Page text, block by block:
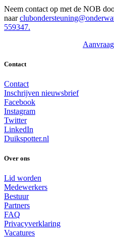
Neem contact op met de NOB
naar
559347.
Contact
Contact
Inschrijven nieuwsbrief
Facebook
Instagram
Twitter
LinkedIn
Duikspotter.nl
Over ons
Lid worden
Medewerkers
Bestuur
Partners
FAQ
Privacyverklaring
Vacatures